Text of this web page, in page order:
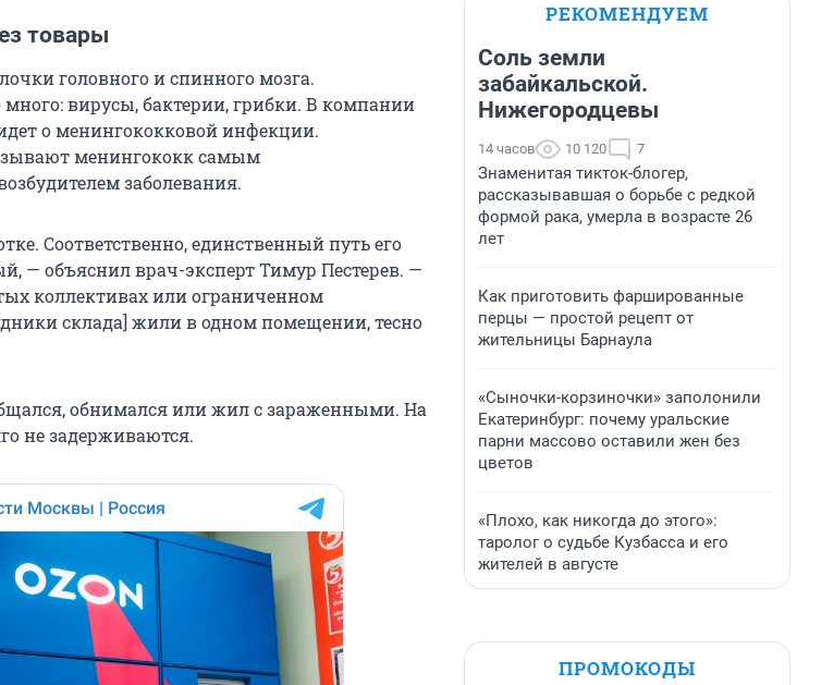
товары
головного и спинного мозга.
много: вирусы, бактерии, грибки. В компании
о менингококковой инфекции.
менингококк самым
заболевания.
Соответственно, единственный путь его
— объяснил врач-эксперт Тимур Пестерев. —
коллективах или ограниченном
склада] жили в одном помещении, тесно
обнимался или жил с зараженными. На
не задерживаются.
РЕКОМЕНДУЕМ
Соль земли
забайкальской.
Нижегородцевы
14 часов 10 120 7
Знаменитая тикток-блогер,
рассказывавшая о борьбе с редкой
формой рака, умерла в возрасте 26
лет
Как приготовить фаршированные
перцы — простой рецепт от
жительницы Барнаула
«Сыночки-корзиночки» заполонили
Екатеринбург: почему уральские
парни массово оставили жен без
цветов
«Плохо, как никогда до этого»:
таролог о судьбе Кузбасса и его
жителей в августе
ПРОМОКОДЫ